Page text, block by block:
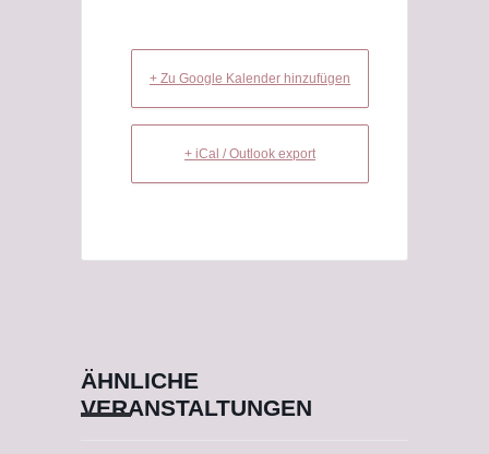
+ Zu Google Kalender hinzufügen
+ iCal / Outlook export
ÄHNLICHE
VERANSTALTUNGEN